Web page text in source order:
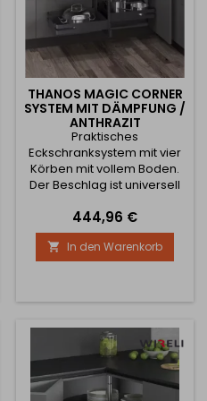
THANOS MAGIC CORNER
SYSTEM MIT DÄMPFUNG /
ANTHRAZIT
Praktisches
Eckschranksystem mit vier
Körben mit vollem Boden.
Der Beschlag ist universell
auch für die rechte Seite.
Neu entwickeltes
Vollbodenregalprogramm
aus Stahl Die minimale
mm.
Preis
444,96 €
 In den Warenkorb